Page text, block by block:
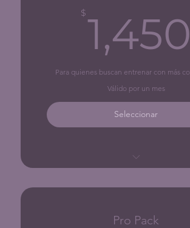
$ 1,450
Para quienes buscan entrenar con más
Válido por un mes
Seleccionar
Pro Pack